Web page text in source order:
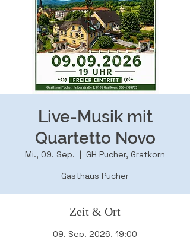
Live-Musik mit
Quartetto Novo
Mi., 09. Sep.
  |
GH Pucher, Gratkorn
Gasthaus Pucher
Zeit & Ort
09. Sep. 2026, 19:00